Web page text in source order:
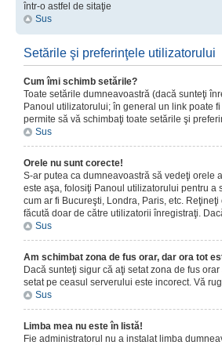
într-o astfel de sitaţie
Sus
Setările şi preferinţele utilizatorului
Cum îmi schimb setările?
Toate setările dumneavoastră (dacă sunteţi
Panoul utilizatorului; în general un link poate
permite să vă schimbaţi toate setările şi
Sus
Orele nu sunt corecte!
S-ar putea ca dumneavoastră să vedeţi orele
este aşa, folosiţi Panoul utilizatorului pentru
cum ar fi Bucureşti, Londra, Paris, etc.
făcută doar de către utilizatorii înregistraţi.
Sus
Am schimbat zona de fus orar, dar ora tot
Dacă sunteţi sigur că aţi setat zona de fus
setat pe ceasul serverului este incorect. Vă
Sus
Limba mea nu este în listă!
Fie administratorul nu a instalat limba